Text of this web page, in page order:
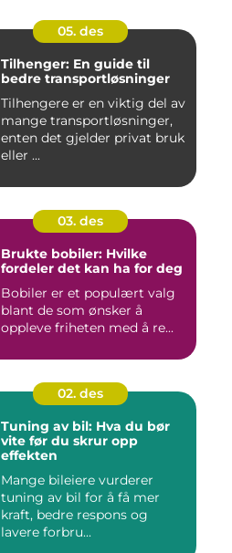
05. des
Tilhenger: En guide til
bedre transportløsninger
Tilhengere er en viktig del av
mange transportløsninger,
enten det gjelder privat bruk
eller ...
03. des
Brukte bobiler: Hvilke
fordeler det kan ha for deg
Bobiler er et populært valg
blant de som ønsker å
oppleve friheten med å re...
02. des
Tuning av bil: Hva du bør
vite før du skrur opp
effekten
Mange bileiere vurderer
tuning av bil for å få mer
kraft, bedre respons og
lavere forbru...